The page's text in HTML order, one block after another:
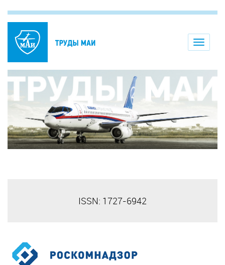
Toggle
ISSN: 1727-6942